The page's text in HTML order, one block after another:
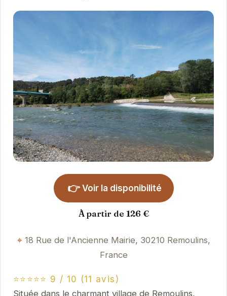
👉 Voir la disponibilité
À partir de 126 €
18 Rue de l'Ancienne Mairie, 30210 Remoulins,
France
⭐⭐⭐⭐⭐ 9 / 10 (11 avis)
Située dans le charmant village de Remoulins,